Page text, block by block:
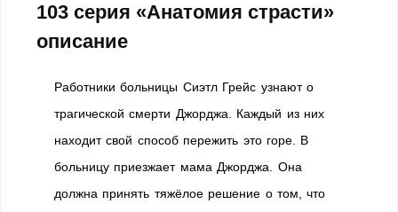
103 серия «Анатомия страсти»
описание
Работники больницы Сиэтл Грейс узнают о
трагической смерти Джорджа. Каждый из них
находит свой способ пережить это горе. В
больницу приезжает мама Джорджа. Она
должна принять тяжёлое решение о том, что